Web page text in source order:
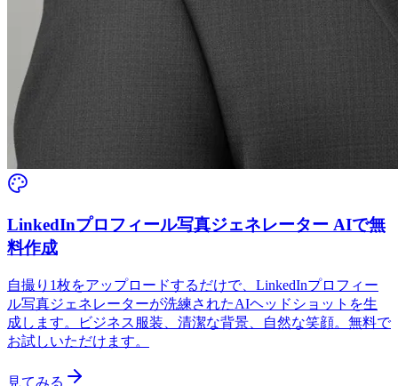
LinkedInプロフィール写真ジェネレーター AIで無
料作成
自撮り1枚をアップロードするだけで、LinkedInプロフィー
ル写真ジェネレーターが洗練されたAIヘッドショットを生
成します。ビジネス服装、清潔な背景、自然な笑顔。無料で
お試しいただけます。
見てみる